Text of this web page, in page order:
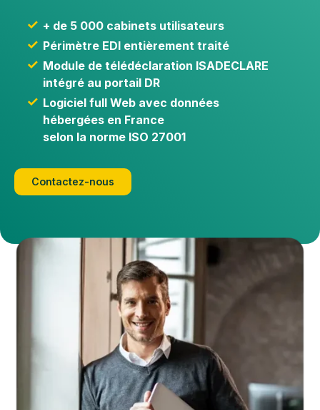
+ de 5 000 cabinets utilisateurs
Périmètre EDI entièrement traité
Module de télédéclaration ISADECLARE
intégré au portail DR
Logiciel full Web avec données
hébergées en France
selon la norme ISO 27001
Contactez-nous